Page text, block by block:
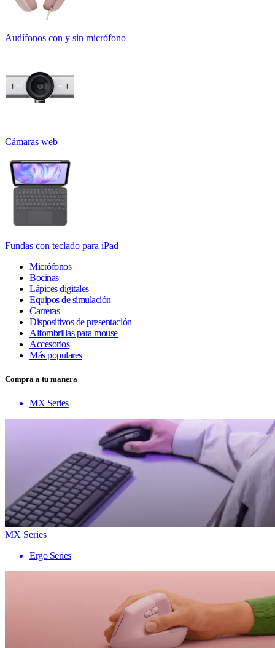
Audífonos con y sin micrófono
Cámaras web
Fundas con teclado para iPad
Micrófonos
Bocinas
Lápices digitales
Equipos de simulación
Carreras
Dispositivos de presentación
Alfombrillas para mouse
Accesorios
Más populares
Compra a tu manera
MX Series
MX Series
Ergo Series